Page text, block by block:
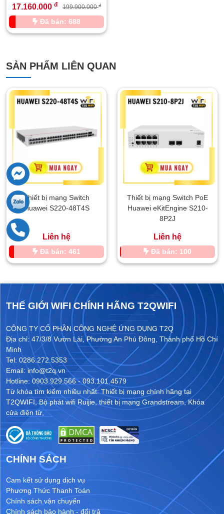
17.160.000 đ 199.900.000đ
Đã bán: 688
SẢN PHẨM LIÊN QUAN
Thiết bị mạng Switch
Huawei S220-48T4S
Liên hệ
Đã bán: 461
Thiết bị mạng Switch PoE
Huawei eKitEngine S210-
8P2J
Liên hệ
Đã bán: 100
THẾ GIỚI WIFI CHÍNH HÃNG T2QWIFI
CÔNG TY CỔ PHẦN CÔNG NGHỆ ỨNG DỤNG T2Q
Địa chỉ: 47/3/8 Vườn Lài, Phường An Phú Đông, Thành phố Hồ Chí
Minh
Tel: 0286.272.5353
Email: info@t2q.vn
Hotline: 0903.929.566 - 093.101.4579
Từ khóa tìm kiếm nhiều nhất:Thiết bị mạng chính hãng tại
T2QWIFI,Bộ phát wifi Ruijie,thiết bị mạng Grandstream,Khóa
cửa điện từ,
CHÍNH SÁCH
Cam kết sử dụng dịch vụ
Phương Thức Thanh Toán
Chính sách vận chuyển
Chính sách bảo hành - đổi trả